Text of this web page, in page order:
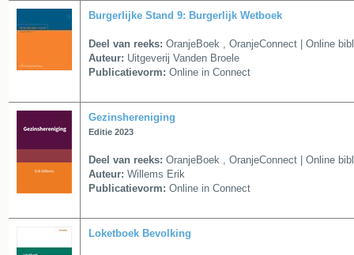
Burgerlijke Stand 9: Burgerlijk Wetboek
Deel van reeks: OranjeBoek , OranjeConnect | Online
Auteur: Uitgeverij Vanden Broele
Publicatievorm: Online in Connect
Gezinshereniging
Editie 2023
Deel van reeks: OranjeBoek , OranjeConnect | Online
Auteur: Willems Erik
Publicatievorm: Online in Connect
Loketboek Bevolking